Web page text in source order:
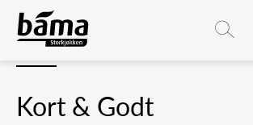
Her dyrker vi
Hovedinnhold
Hovedmeny
Kort & Godt